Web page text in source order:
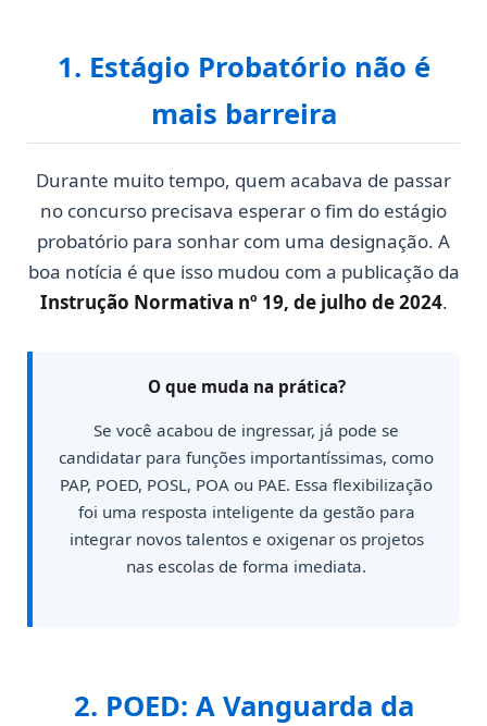
1. Estágio Probatório não é
mais barreira
Durante muito tempo, quem acabava de passar
no concurso precisava esperar o fim do estágio
probatório para sonhar com uma designação. A
boa notícia é que isso mudou com a publicação da
Instrução Normativa nº 19, de julho de 2024.
O que muda na prática?
Se você acabou de ingressar, já pode se
candidatar para funções importantíssimas, como
PAP, POED, POSL, POA ou PAE. Essa flexibilização
foi uma resposta inteligente da gestão para
integrar novos talentos e oxigenar os projetos
nas escolas de forma imediata.
2. POED: A Vanguarda da